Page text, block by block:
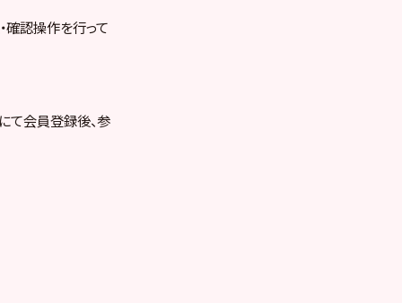
認操作を行って
て会員登録後、参